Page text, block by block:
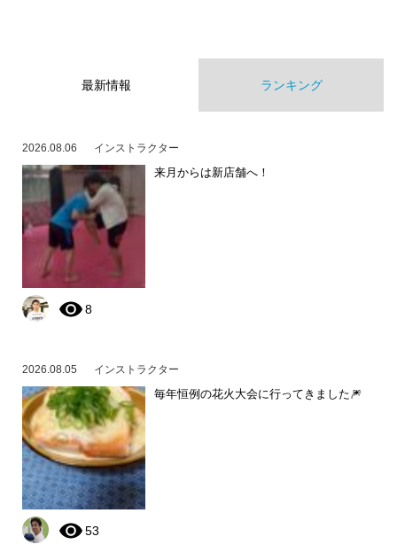
最新情報 ランキング
2026.08.06 インストラクター
来月からは新店舗へ！
8
2026.08.05 インストラクター
毎年恒例の花火大会に行ってきました🎆
53